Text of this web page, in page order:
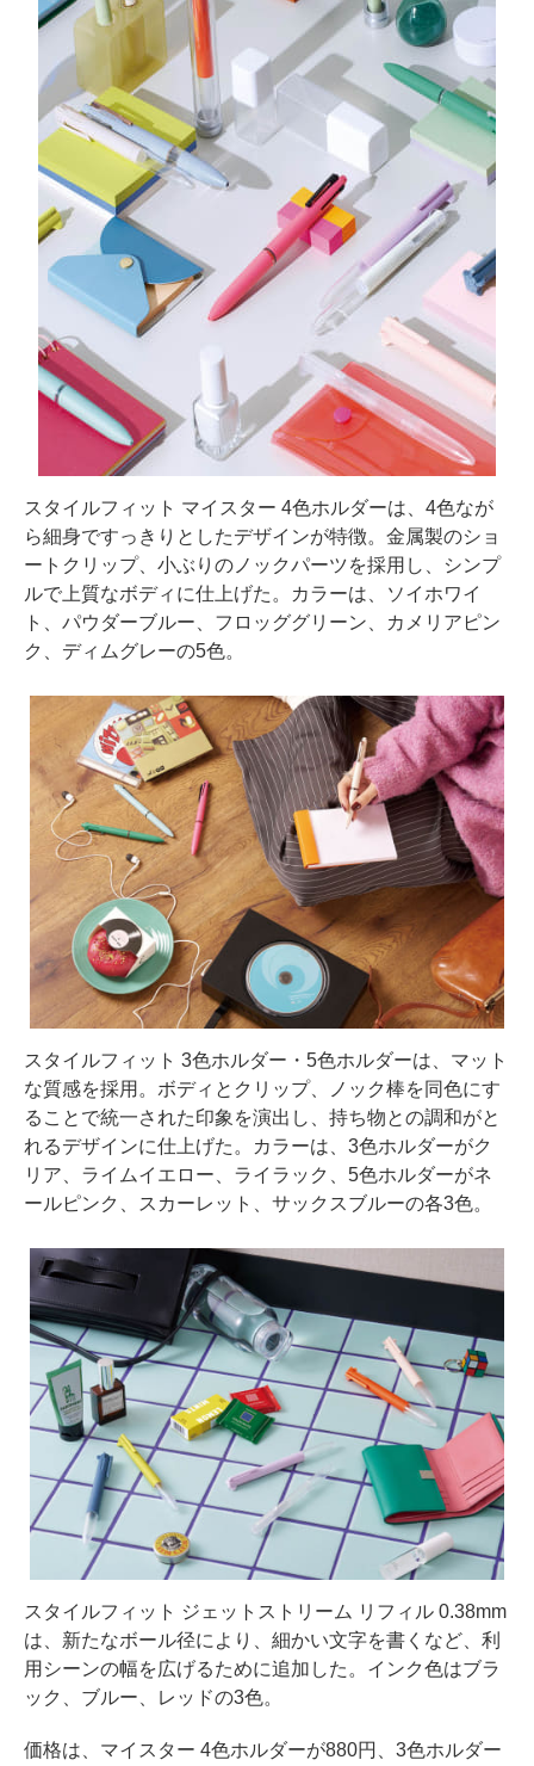
スタイルフィット マイスター 4色ホルダーは、4色なが
ら細身ですっきりとしたデザインが特徴。金属製のショ
ートクリップ、小ぶりのノックパーツを採用し、シンプ
ルで上質なボディに仕上げた。カラーは、ソイホワイ
ト、パウダーブルー、フロッググリーン、カメリアピン
ク、ディムグレーの5色。
スタイルフィット 3色ホルダー・5色ホルダーは、マット
な質感を採用。ボディとクリップ、ノック棒を同色にす
ることで統一された印象を演出し、持ち物との調和がと
れるデザインに仕上げた。カラーは、3色ホルダーがク
リア、ライムイエロー、ライラック、5色ホルダーがネ
ールピンク、スカーレット、サックスブルーの各3色。
スタイルフィット ジェットストリーム リフィル 0.38mm
は、新たなボール径により、細かい文字を書くなど、利
用シーンの幅を広げるために追加した。インク色はブラ
ック、ブルー、レッドの3色。
価格は、マイスター 4色ホルダーが880円、3色ホルダー